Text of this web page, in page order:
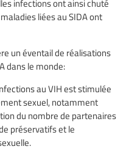
infections ont ainsi chuté
liées au SIDA ont
un éventail de réalisations
dans le monde:
au VIH est stimulée
sexuel, notamment
du nombre de partenaires
préservatifs et le